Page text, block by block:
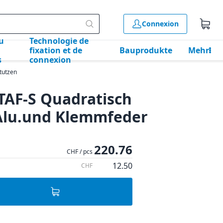
Connexion
Technologie de
fixation et de
connexion
Bauprodukte Mehr
S Quadratisch
Klemmfeder
CHF / pcs 220.76
CHF 12.50